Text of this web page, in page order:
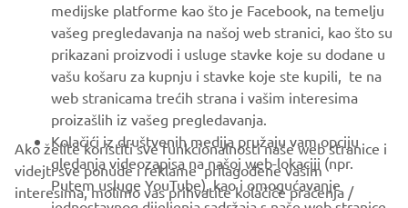
SUPPORT
BILTEN
Budite prvi koji će saznati o najnovijim ponudama, posebnim
događajima, novim izdanjima i još mnogo toga
medijske platforme kao što je Facebook, na temelju
vašeg pregledavanja na našoj web stranici, kao što su
prikazani proizvodi i usluge stavke koje su dodane u
vašu košaru za kupnju i stavke koje ste kupili, te na
web stranicama trećih strana i vašim interesima
proizašlih iz vašeg pregledavanja.
Kolačići iz društvenih medija pružaju vam opciju
gledanja videozapisa na našoj web-lokaciji (npr.
Putem usluge YouTube), kao i omogućavanje
Ako želite koristiti sve funkcionalnosti naše web stranice i
videjti sve ponude i reklame prilagođene vašim
interesima, molimo vas prihvatite kolačiće praćenja /